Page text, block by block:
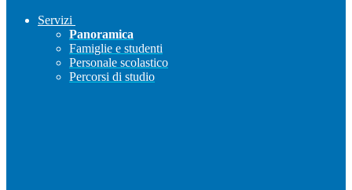
Servizi
Panoramica
Famiglie e studenti
Personale scolastico
Percorsi di studio